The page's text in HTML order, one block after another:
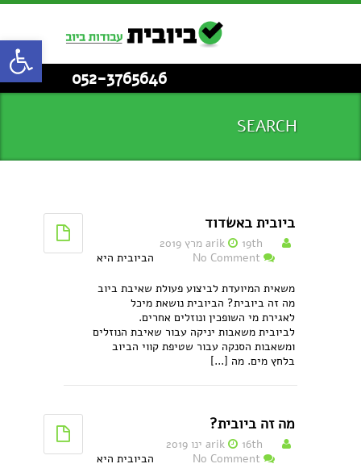
052-3765646
SEARCH
ביובית באשדוד
arik
19th מרץ 2019
No Comment
הביובית היא
משאית המיועדת לביצוע פעולת שאיבת ביוב
מה זה ביובית? הביובית נושאת מיכל
לאגירת מי השופכין ונוזלים אחרים.
לביובית משאבות יניקה עבור שאיבת הנוזלים
ומשאבות הסנקה עבור שטיפת קווי הביוב
בלחץ מים. מה [...]
מה זה ביובית?
arik
16th ינו 2019
No Comment
הביובית היא
פתח